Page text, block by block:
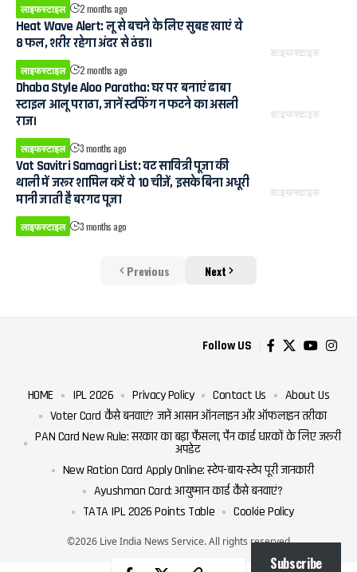
लाइफस्टाइल 2 months ago
लाइफस्टाइल
Heat Wave Alert: लू से बचने के लिए सुबह खाएं ये
8 फल, शरीर रहेगा अंदर से ठंडा।
लाइफस्टाइल 2 months ago
लाइफस्टाइल
Dhaba Style Aloo Paratha: घर पर बनाएं ढाबा
स्टाइल आलू पराठा, जानें स्टफिंग न फटने का असली
राज।
लाइफस्टाइल 3 months ago
लाइफस्टाइल
Vat Savitri Samagri List: वट सावित्री पूजा की
थाली में जरूर शामिल करें ये 10 चीजें, इसके बिना अधूरी
मानी जाती है बरगद पूजा
लाइफस्टाइल 3 months ago
Previous Next
Follow US
©2026 Live India News Service. All rights reserved
HOME IPL 2026 Privacy Policy Contact Us
About Us
Voter Card कैसे बनवाएं? जानें आसान ऑनलाइन और ऑफलाइन तरीका
PAN Card New Rule: सरकार का बड़ा फैसला, पैन कार्ड धारकों के लिए जरूरी
अपडेट
New Ration Card Apply Online: स्टेप-बाय-स्टेप पूरी जानकारी
Ayushman Card: आयुष्मान कार्ड कैसे बनवाएं?
TATA IPL 2026 Points Table
Cookie Policy
Subscribe